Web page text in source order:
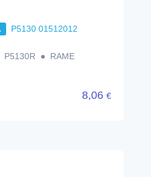
P5130 01512012
P5130R ● RAME
8,06 €